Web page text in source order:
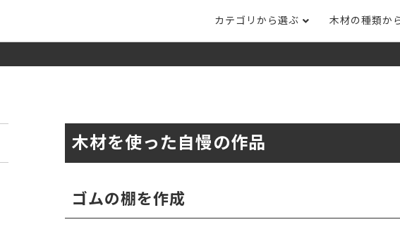
カテゴリから選ぶ
集成材フリーカット
複数種類の注文
床材
木材の種類か
カバ桜・バーチ
成材のみ）
クルミ 栗 レッドオーク
木材を使った自慢の作品
ゴムの棚を作成